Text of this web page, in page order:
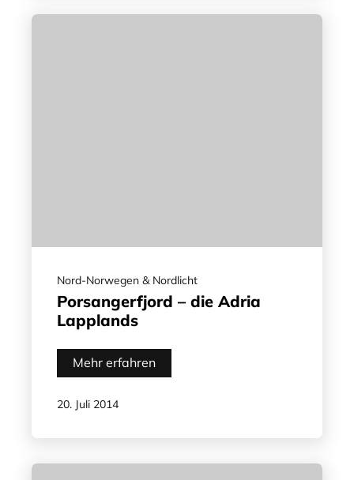
Nord-Norwegen & Nordlicht
Porsangerfjord – die Adria
Lapplands
Mehr erfahren
20. Juli 2014